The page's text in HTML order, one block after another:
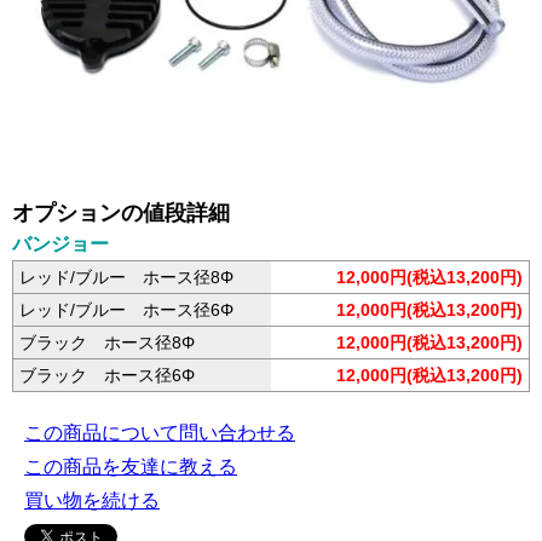
オプションの値段詳細
バンジョー
レッド/ブルー ホース径8Φ
12,000円(税込13,200円)
レッド/ブルー ホース径6Φ
12,000円(税込13,200円)
ブラック ホース径8Φ
12,000円(税込13,200円)
ブラック ホース径6Φ
12,000円(税込13,200円)
この商品について問い合わせる
この商品を友達に教える
買い物を続ける